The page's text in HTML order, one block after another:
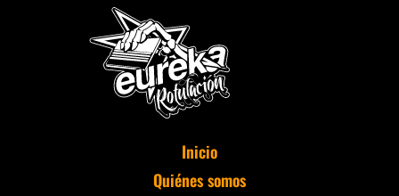
Inicio
Quiénes somos